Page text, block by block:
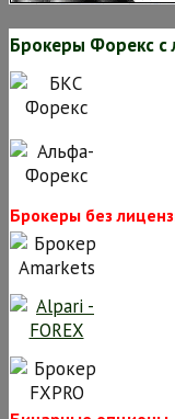
Брокеры Форекс с
Брокеры без